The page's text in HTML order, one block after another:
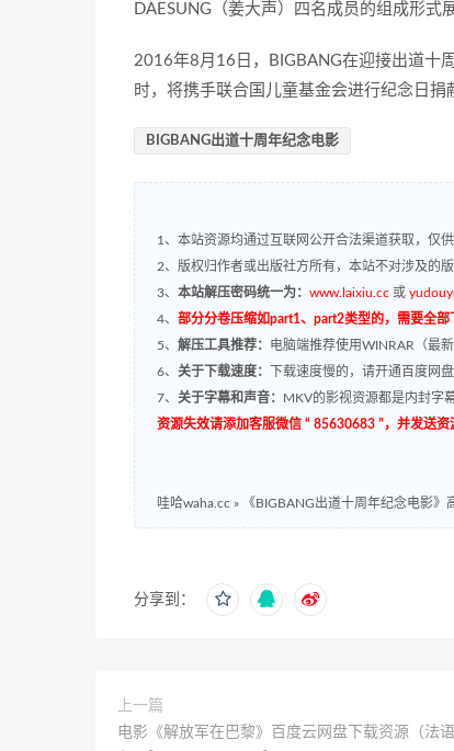
DAESUNG（姜大声）四名成员的组成形式
2016年8月16日，BIGBANG在迎接出道十
时，将携手联合国儿童基金会进行纪念日捐
BIGBANG出道十周年纪念电影
1、本站资源均通过互联网公开合法渠道获取，仅
2、版权归作者或出版社方所有，本站不对涉及的
3、 本站解压密码统一为： www.laixiu.cc 或
4、 部分分卷压缩如part1、part2类型的，需要全部
5、 解压工具推荐： 电脑端推荐使用WINRAR（最
6、 关于下载速度：
下载速度慢的，请开通百度网
7、 关于字幕和声音： MKV的影视资源都是内封字
资源失效请添加客服微信 “ 85630683 ”，并发送
哇哈waha.cc » 《BIGBANG出道十周年纪念电影
分享到：
上一篇
电影《解放军在巴黎》百度云网盘下载资源（法